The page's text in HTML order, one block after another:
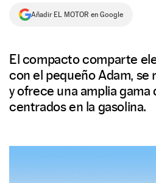
NEWSLETTER
SÍGUENOS
Añadir EL MOTOR en Google
El compacto comparte
con el pequeño Adam, se
y ofrece una amplia gama
centrados en la gasolina.